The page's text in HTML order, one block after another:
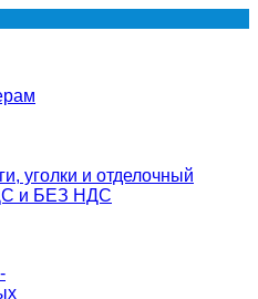
уголки и отделочный
и БЕЗ НДС